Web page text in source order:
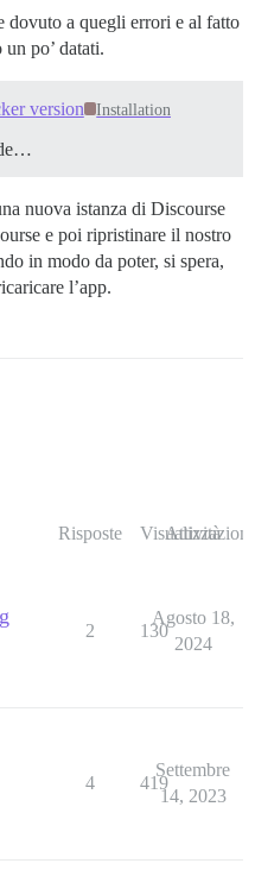
dovuto a quegli errori e al fatto
po’ datati.
version Installation
nuova istanza di Discourse
e poi ripristinare il nostro
in modo da poter, si spera,
l’app.
Risposte Visualizzazioni
Attività
2 130
Agosto 18,
2024
4 419
Settembre
14, 2023